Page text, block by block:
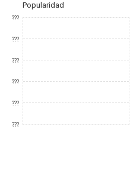
Popularidad
???
???
???
???
???
???